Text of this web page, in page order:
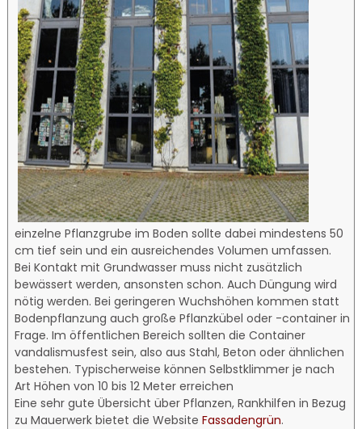
einzelne Pflanzgrube im Boden sollte dabei mindestens 50
cm tief sein und ein ausreichendes Volumen umfassen.
Bei Kontakt mit Grundwasser muss nicht zusätzlich
bewässert werden, ansonsten schon. Auch Düngung wird
nötig werden. Bei geringeren Wuchshöhen kommen statt
Bodenpflanzung auch große Pflanzkübel oder -container in
Frage. Im öffentlichen Bereich sollten die Container
vandalismusfest sein, also aus Stahl, Beton oder ähnlichen
bestehen. Typischerweise können Selbstklimmer je nach
Art Höhen von 10 bis 12 Meter erreichen
Eine sehr gute Übersicht über Pflanzen, Rankhilfen in Bezug
zu Mauerwerk bietet die WebsiteFassadengrün.